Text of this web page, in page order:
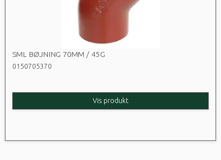
SML BØJNING 70MM / 45G
0150705370
Vis produkt